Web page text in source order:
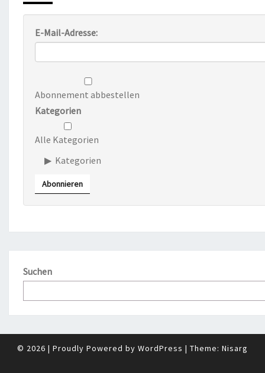
E-Mail-Adresse:
Abonnement abbestellen
Kategorien
Alle Kategorien
Kategorien
Abonnieren
Suchen
© 2026 | Proudly Powered by WordPress | Theme: Nisarg